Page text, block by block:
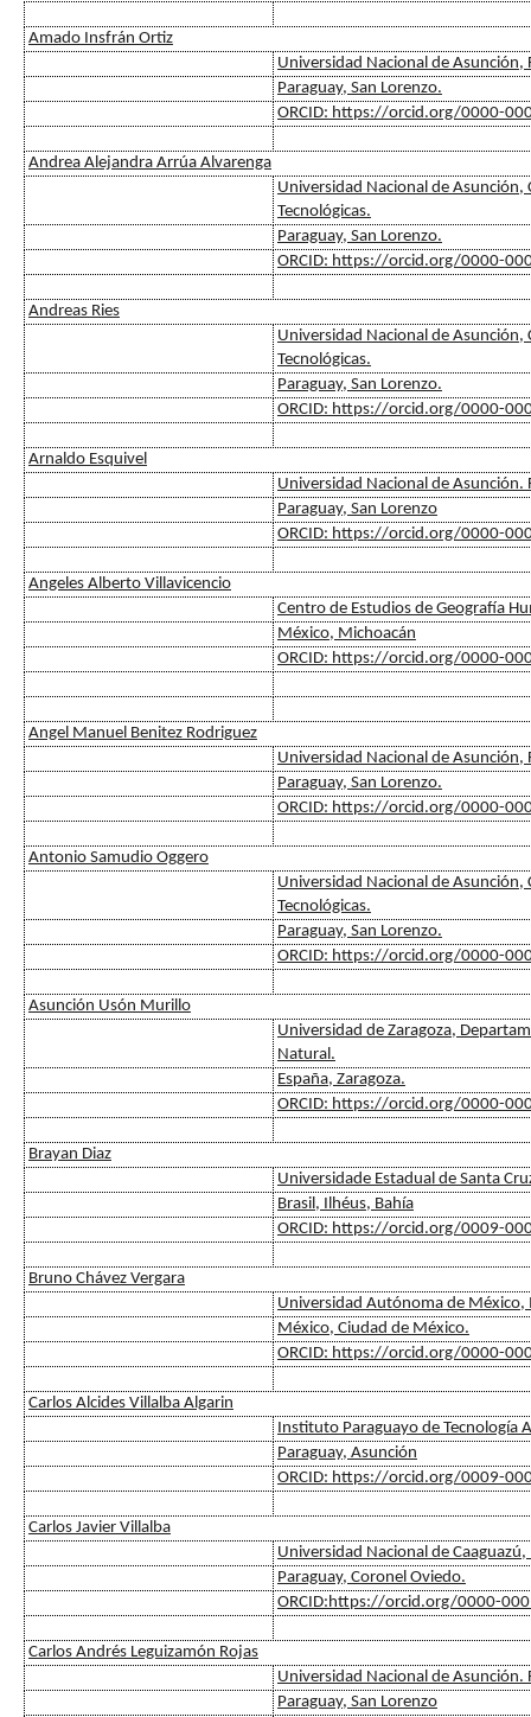
Amado Insfrán Ortiz
Universidad Nacional de Asunción,
Paraguay, San Lorenzo.
ORCID: https://orcid.org/0000-
Andrea Alejandra Arrúa Alvarenga
Universidad Nacional de
Tecnológicas.
Paraguay, San Lorenzo.
ORCID: https://orcid.org/0000-
Andreas Ries
Universidad Nacional de
Tecnológicas.
Paraguay, San Lorenzo.
ORCID: https://orcid.org/0000-
Arnaldo Esquivel
Universidad Nacional de Asunción.
Paraguay, San Lorenzo
ORCID: https://orcid.org/0000-
Angeles Alberto Villavicencio
Centro de Estudios de Geografía
México, Michoacán
ORCID: https://orcid.org/0000-
Angel Manuel Benitez Rodriguez
Universidad Nacional de Asunción,
Paraguay, San Lorenzo.
ORCID: https://orcid.org/0000-
Antonio Samudio Oggero
Universidad Nacional de
Tecnológicas.
Paraguay, San Lorenzo.
ORCID: https://orcid.org/0000-
Asunción Usón Murillo
Universidad de Zaragoza,
Natural.
España, Zaragoza.
ORCID: https://orcid.org/0000-
Brayan Diaz
Universidade Estadual de Santa
Brasil, Ilhéus, Bahía
ORCID: https://orcid.org/0009-
Bruno Chávez Vergara
Universidad Autónoma de México,
México, Ciudad de México.
ORCID: https://orcid.org/0000-
Carlos Alcides Villalba Algarin
Instituto Paraguayo de Tecnología
Paraguay, Asunción
ORCID: https://orcid.org/0009-
Carlos Javier Villalba
Universidad Nacional de
Paraguay, Coronel Oviedo.
ORCID:https://orcid.org/0000-
Carlos Andrés Leguizamón Rojas
Universidad Nacional de Asunción.
Paraguay, San Lorenzo